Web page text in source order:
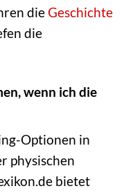
dieGeschichte
die
wenn ich die
Optionen in
physischen
bietet